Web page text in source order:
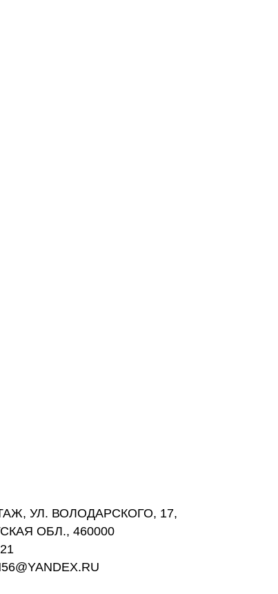
УЛ. ВОЛОДАРСКОГО, 17,
ОБЛ., 460000